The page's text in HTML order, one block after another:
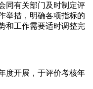
同有关部门及时制定评
举措，明确各项指标的
和工作需要适时调整完
度开展，于评价考核年